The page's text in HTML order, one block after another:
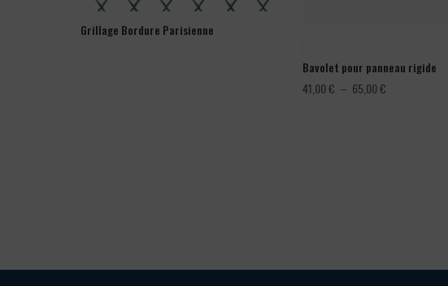
Grillage Bordure Parisienne
Bavolet pour panneau rigide
41,00€ – 65,00€